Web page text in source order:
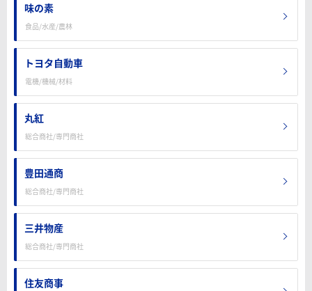
味の素
食品/水産/農林
トヨタ自動車
電機/機械/材料
丸紅
総合商社/専門商社
豊田通商
総合商社/専門商社
三井物産
総合商社/専門商社
住友商事